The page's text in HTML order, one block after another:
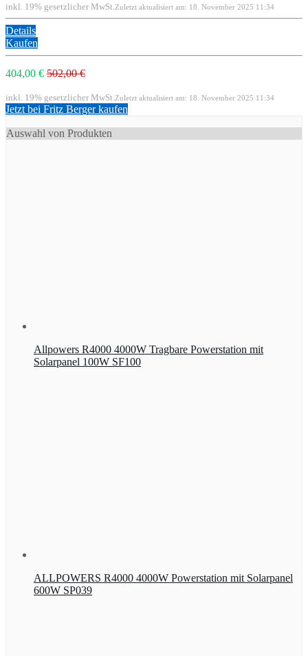
inkl. 19% gesetzlicher MwSt. Zuletzt aktualisiert am: 18. November 2025 11:34
Details
Kaufen
404,00 € 502,00 €
inkl. 19% gesetzlicher MwSt. Zuletzt aktualisiert am: 18. November 2025 11:34
Jetzt bei Fritz Berger kaufen
Auswahl von Produkten
Allpowers R4000 4000W Tragbare Powerstation mit
Solarpanel 100W SF100
ALLPOWERS R4000 4000W Powerstation mit Solarpanel
600W SP039